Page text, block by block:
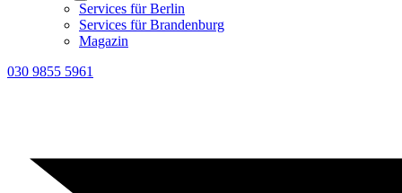
Services für Berlin
Services für Brandenburg
Magazin
030 9855 5961